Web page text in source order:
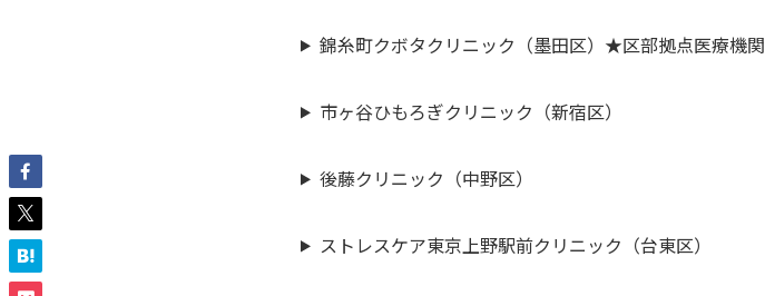
錦糸町クボタクリニック（墨田区）★区部拠点医療機関
市ヶ谷ひもろぎクリニック（新宿区）
後藤クリニック（中野区）
ストレスケア東京上野駅前クリニック（台東区）